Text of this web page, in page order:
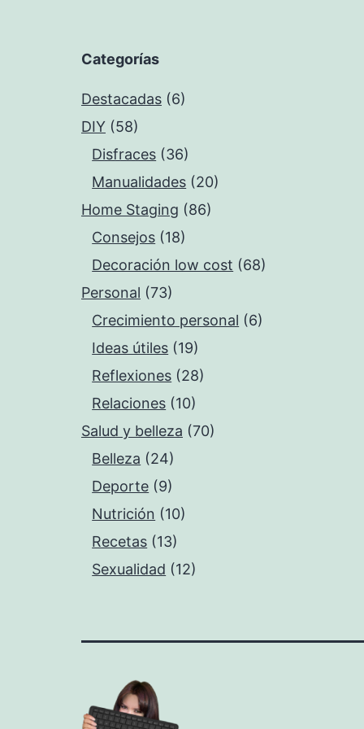
Categorías
Destacadas (6)
DIY (58)
Disfraces (36)
Manualidades (20)
Home Staging (86)
Consejos (18)
Decoración low cost (68)
Personal (73)
Crecimiento personal (6)
Ideas útiles (19)
Reflexiones (28)
Relaciones (10)
Salud y belleza (70)
Belleza (24)
Deporte (9)
Nutrición (10)
Recetas (13)
Sexualidad (12)